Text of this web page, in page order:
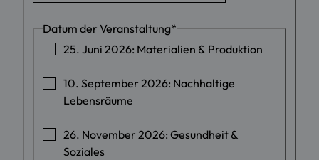
Datum der Veranstaltung*
25. Juni 2026: Materialien & Produktion
10. September 2026: Nachhaltige
Lebensräume
26. November 2026: Gesundheit &
Soziales